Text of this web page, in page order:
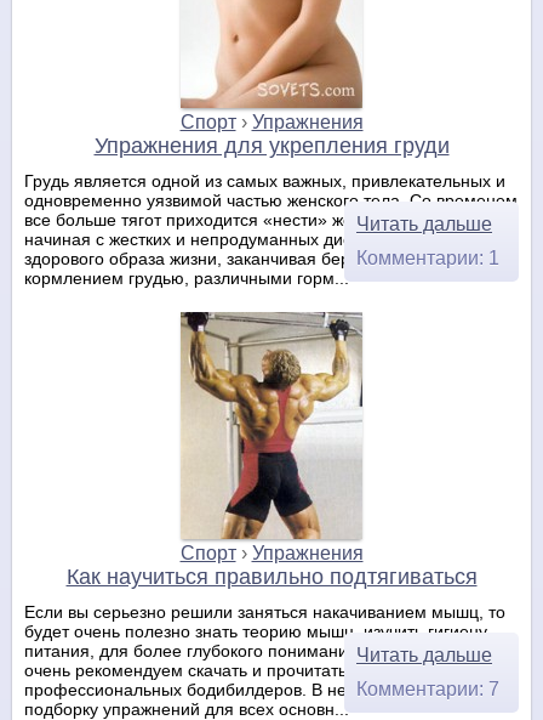
Спорт› Упражнения
Упражнения для укрепления груди
Грудь является одной из самых важных, привлекательных и
одновременно уязвимой частью женского тела. Со временем
все больше тягот приходится «нести» женской груди:
начиная с жестких и непродуманных диет, отсутствия
здорового образа жизни, заканчивая беременностью,
кормлением грудью, различными горм...
Читать дальше
Комментарии: 1
Спорт› Упражнения
Как научиться правильно подтягиваться
Если вы серьезно решили заняться накачиванием мышц, то
будет очень полезно знать теорию мышц, изучить гигиену
питания, для более глубокого понимания этих моментов
очень рекомендуем скачать и прочитать эту книгу от
профессиональных бодибилдеров. В ней же вы найдете
подборку упражнений для всех основн...
Читать дальше
Комментарии: 7